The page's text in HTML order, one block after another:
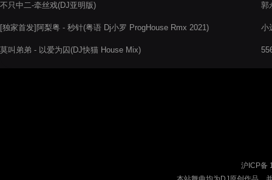
不只中二-牵丝戏(DJ亚明版)
[独家首发]阿梨粤 - 秒针(粤语 Dj小罗 ProgHouse Rmx 2021)
莫叫弟弟 - 以爱为囚(DJ快猫 House Mix)
郭
小
沪ICP备